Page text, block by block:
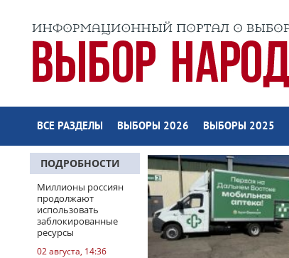
ВСЕ РАЗДЕЛЫ ВЫБОРЫ 2026 ВЫБОРЫ 2025
ПОДРОБНОСТИ
Миллионы россиян
продолжают
использовать
заблокированные
ресурсы
02 августа, 14:36